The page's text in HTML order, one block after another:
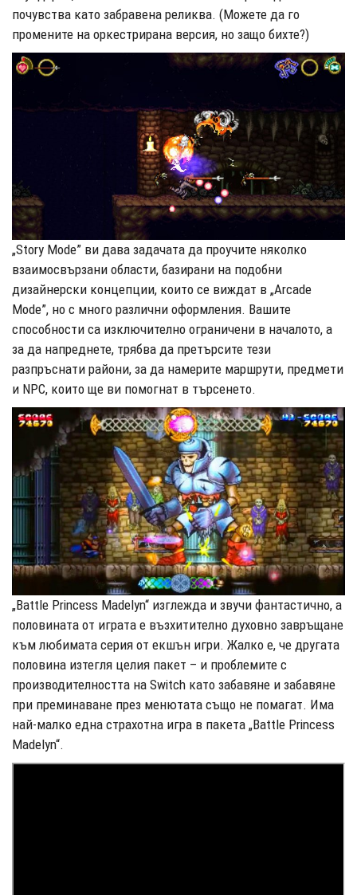
почувства като забравена реликва. (Можете да го
промените на оркестрирана версия, но защо бихте?)
„Story Mode” ви дава задачата да проучите няколко
взаимосвързани области, базирани на подобни
дизайнерски концепции, които се виждат в „Arcade
Mode”, но с много различни оформления. Вашите
способности са изключително ограничени в началото, а
за да напреднете, трябва да претърсите тези
разпръснати райони, за да намерите маршрути, предмети
и NPC, които ще ви помогнат в търсенето.
„Battle Princess Madelyn“ изглежда и звучи фантастично, а
половината от играта е възхитително духовно завръщане
към любимата серия от екшън игри. Жалко е, че другата
половина изтегля целия пакет – и проблемите с
производителността на Switch като забавяне и забавяне
при преминаване през менютата също не помагат. Има
най-малко една страхотна игра в пакета „Battle Princess
Madelyn“.